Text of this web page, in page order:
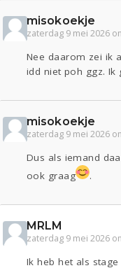
misokoekje
zaterdag 9 mei 2026
Nee daarom zei ik
idd niet poh ggz. Ik
misokoekje
zaterdag 9 mei 2026
Dus als iemand
ook graag
.
MRLM
zaterdag 9 mei 2026
Ik heb het als